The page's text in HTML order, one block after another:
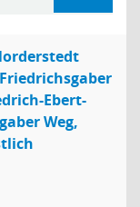
Ebert-
Weg,